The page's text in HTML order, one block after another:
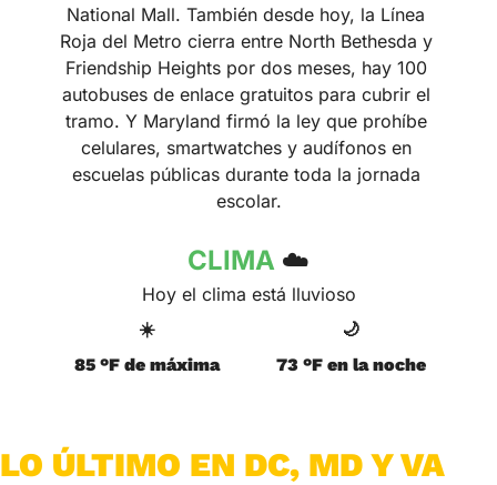
National Mall. También desde hoy, la Línea
Roja del Metro cierra entre North Bethesda y
Friendship Heights por dos meses, hay 100
autobuses de enlace gratuitos para cubrir el
tramo. Y Maryland firmó la ley que prohíbe
celulares, smartwatches y audífonos en
escuelas públicas durante toda la jornada
escolar.
CLIMA ☁️
Hoy el clima está lluvioso
☀️
85 °F de máxima
🌙
73 °F en la noche
LO ÚLTIMO EN DC, MD Y VA